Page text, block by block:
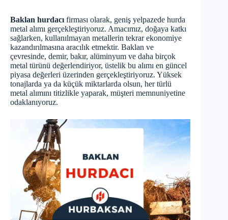
Baklan hurdacı firması olarak, geniş yelpazede hurda
metal alımı gerçekleştiriyoruz. Amacımız, doğaya katkı
sağlarken, kullanılmayan metallerin tekrar ekonomiye
kazandırılmasına aracılık etmektir. Baklan ve
çevresinde, demir, bakır, alüminyum ve daha birçok
metal türünü değerlendiriyor, üstelik bu alımı en güncel
piyasa değerleri üzerinden gerçekleştiriyoruz. Yüksek
tonajlarda ya da küçük miktarlarda olsun, her türlü
metal alımını titizlikle yaparak, müşteri memnuniyetine
odaklanıyoruz.